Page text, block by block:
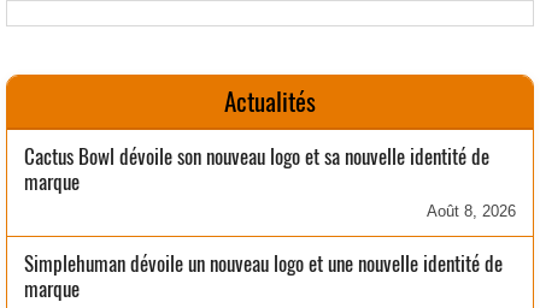
Actualités
Cactus Bowl dévoile son nouveau logo et sa nouvelle identité de
marque
Août 8, 2026
Simplehuman dévoile un nouveau logo et une nouvelle identité de
marque